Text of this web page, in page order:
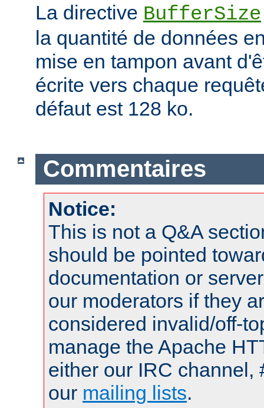
La directive BufferSize
la quantité de données
mise en tampon avant
écrite vers chaque
défaut est 128 ko.
Commentaires
Notice:
This is not a Q&A
should be pointed
documentation or
our moderators if they
considered invalid/off-
manage the Apache
either our IRC channel,
our mailing lists.